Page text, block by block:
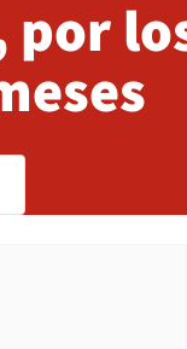
por